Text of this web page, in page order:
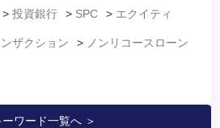
投資銀行 SPC エクイティ
ンザクション ノンリコースローン
ーワード一覧へ ＞